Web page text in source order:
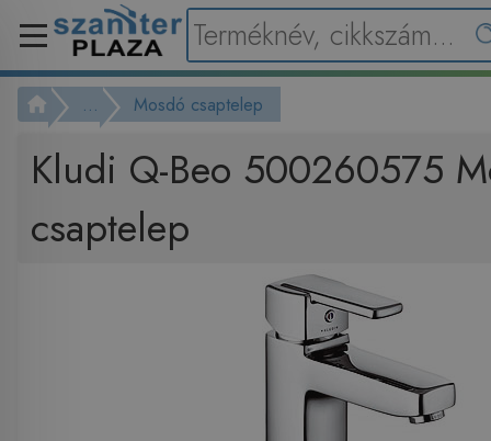
... Mosdó csaptelep
Kludi Q-Beo 500260575
csaptelep